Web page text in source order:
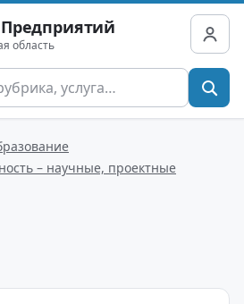
область
– научные, проектные